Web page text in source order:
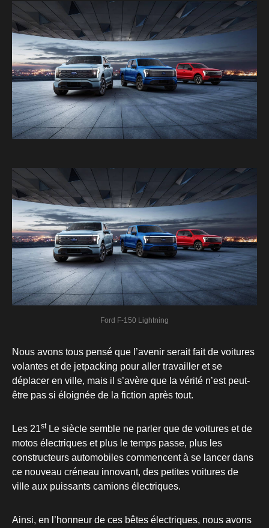
Ford F-150 Lightning
Nous avons tous pensé que l’avenir serait fait de voitures
volantes et de jetpacking pour aller travailler et se
déplacer en ville, mais il s’avère que la vérité n’est peut-
être pas si éloignée de la fiction après tout.
Les 21stLe siècle semble ne parler que de voitures et de
motos électriques et plus le temps passe, plus les
constructeurs automobiles commencent à se lancer dans
ce nouveau créneau innovant, des petites voitures de
ville aux puissants camions électriques.
Ainsi, en l’honneur de ces bêtes électriques, nous avons